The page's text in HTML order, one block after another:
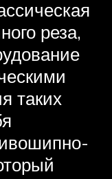
реза,
таких